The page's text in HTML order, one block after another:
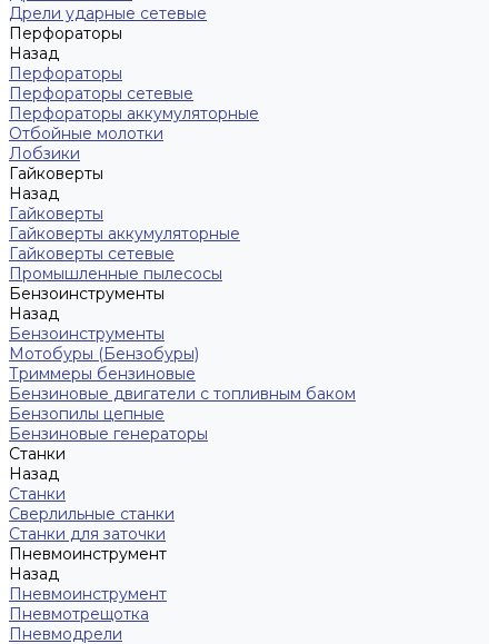
Дрели ударные сетевые
Перфораторы
Назад
Перфораторы
Перфораторы сетевые
Перфораторы аккумуляторные
Отбойные молотки
Лобзики
Гайковерты
Назад
Гайковерты
Гайковерты аккумуляторные
Гайковерты сетевые
Промышленные пылесосы
Бензоинструменты
Назад
Бензоинструменты
Мотобуры (Бензобуры)
Триммеры бензиновые
Бензиновые двигатели с топливным баком
Бензопилы цепные
Бензиновые генераторы
Станки
Назад
Станки
Сверлильные станки
Станки для заточки
Пневмоинструмент
Назад
Пневмоинструмент
Пневмотрещотка
Пневмодрели